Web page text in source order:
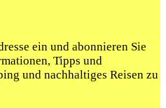
ein und abonnieren Sie
Tipps und
und nachhaltiges Reisen zu